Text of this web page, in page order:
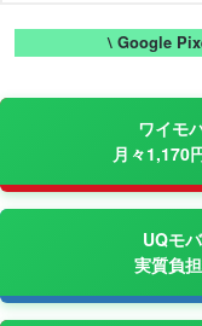
\ Google
ワイモ
月々1,170
UQモ
実質負